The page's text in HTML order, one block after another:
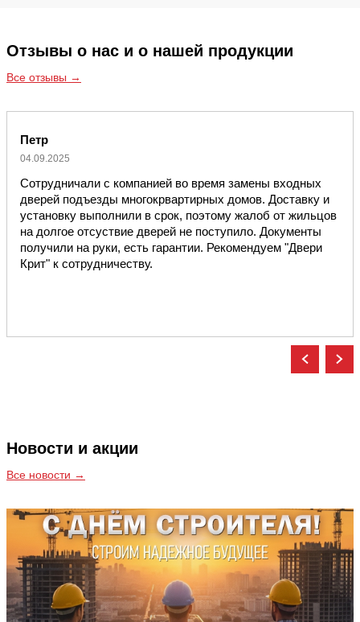
Отзывы о нас и о нашей продукции
Все отзывы →
Петр
04.09.2025
Сотрудничали с компанией во время замены входных
дверей подъезды многокрвартирных домов. Доставку и
установку выполнили в срок, поэтому жалоб от жильцов
на долгое отсуствие дверей не поступило. Документы
получили на руки, есть гарантии. Рекомендуем "Двери
Крит" к сотрудничеству.
Новости и акции
Все новости →